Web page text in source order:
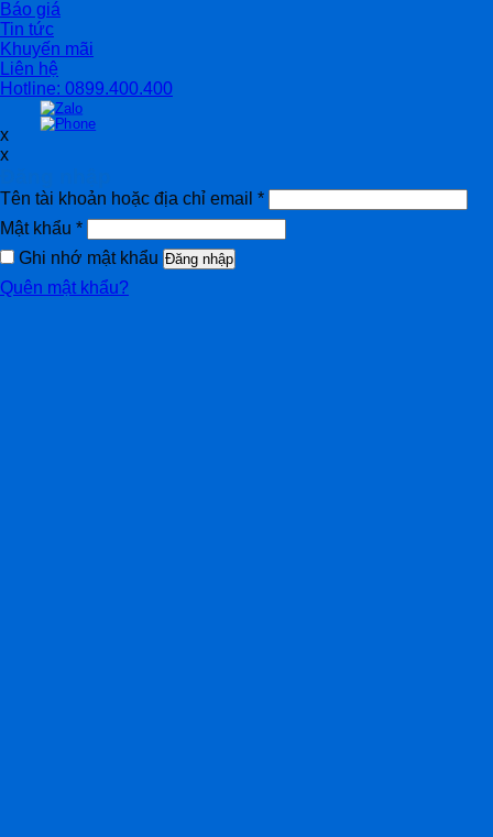
Báo giá
Tin tức
Khuyến mãi
Liên hệ
Hotline: 0899.400.400
x
x
Tên tài khoản hoặc địa chỉ email *
Mật khẩu *
Ghi nhớ mật khẩu Đăng nhập
Quên mật khẩu?